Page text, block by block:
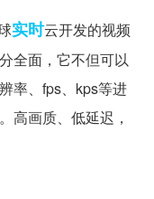
实时云开发的视频
全面，它不但可以
率、fps、kps等进
高画质、低延迟，